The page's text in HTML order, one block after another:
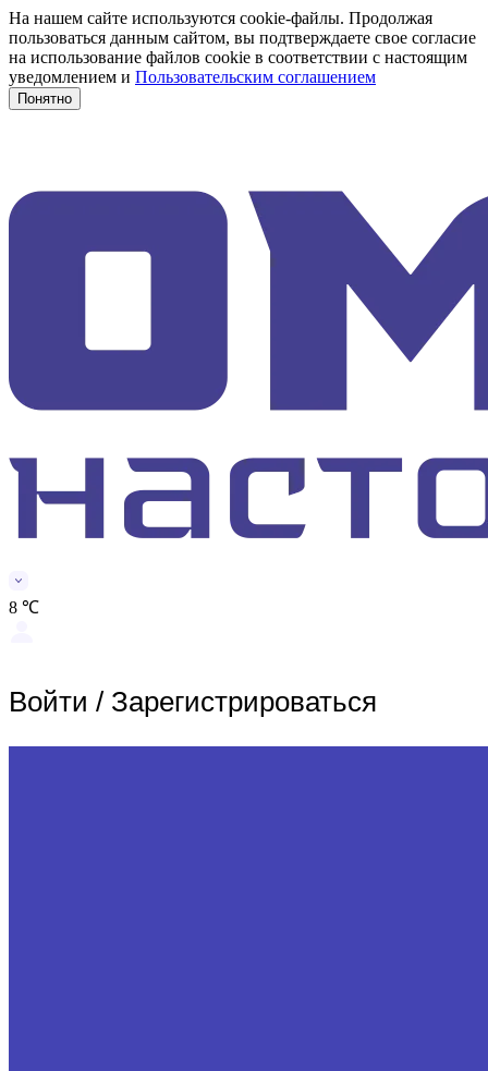
На нашем сайте используются cookie-файлы. Продолжая
пользоваться данным сайтом, вы подтверждаете свое согласие
на использование файлов cookie в соответствии с настоящим
уведомлением и Пользовательским соглашением
Понятно
8 ℃
Войти / Зарегистрироваться